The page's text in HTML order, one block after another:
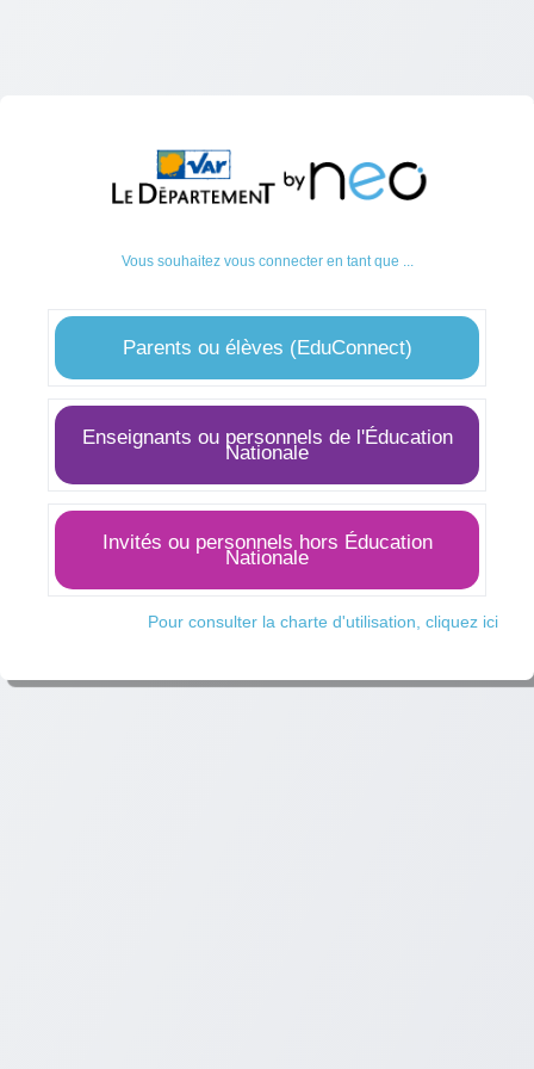
Vous souhaitez vous connecter en tant que ...
Parents ou élèves (EduConnect)
Enseignants ou personnels de l'Éducation
Nationale
Invités ou personnels hors Éducation
Nationale
Pour consulter la charte d'utilisation, cliquez ici